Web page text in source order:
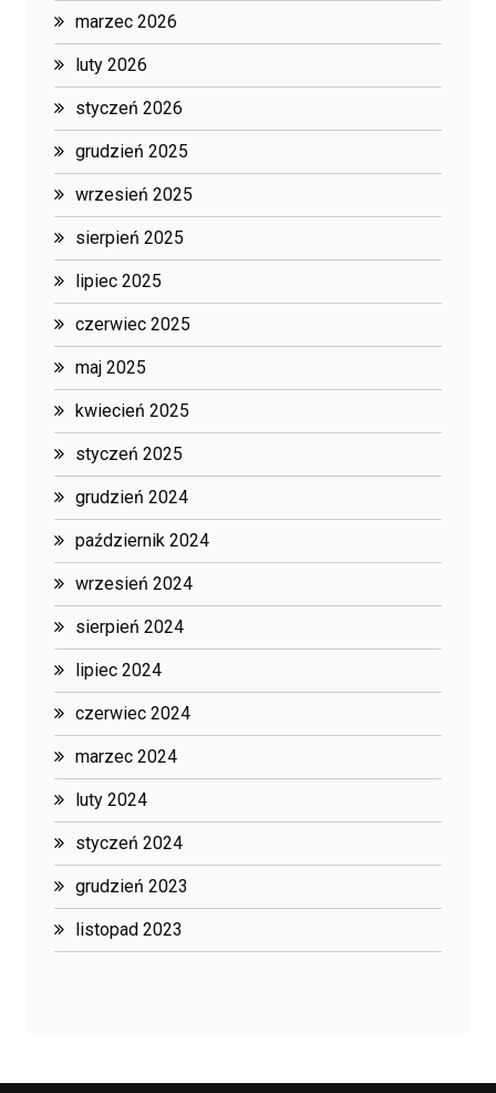
marzec 2026
luty 2026
styczeń 2026
grudzień 2025
wrzesień 2025
sierpień 2025
lipiec 2025
czerwiec 2025
maj 2025
kwiecień 2025
styczeń 2025
grudzień 2024
październik 2024
wrzesień 2024
sierpień 2024
lipiec 2024
czerwiec 2024
marzec 2024
luty 2024
styczeń 2024
grudzień 2023
listopad 2023